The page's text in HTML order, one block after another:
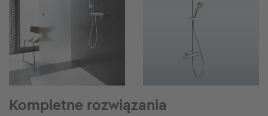
Kompletne rozwiązania